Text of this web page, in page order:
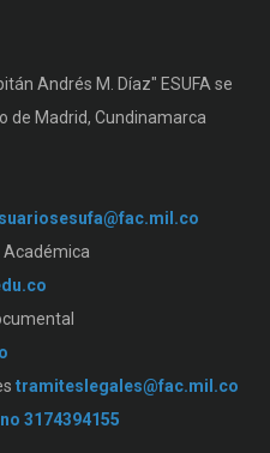
Andrés M. Díaz" ESUFA se
de Madrid, Cundinamarca
tramiteslegales@fac.mil.co
3174394155